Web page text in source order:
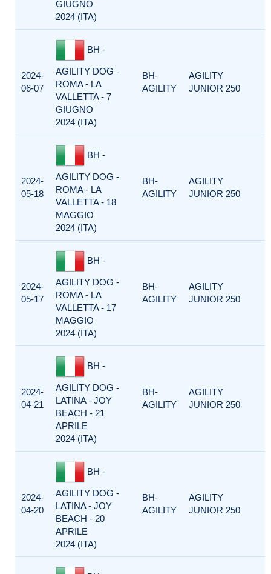
GIUGNO
2024 (ITA)
2024-
06-07
BH -
AGILITY DOG -
ROMA - LA
VALLETTA - 7
GIUGNO
2024 (ITA)
BH-
AGILITY
AGILITY
JUNIOR 250
2024-
05-18
BH -
AGILITY DOG -
ROMA - LA
VALLETTA - 18
MAGGIO
2024 (ITA)
BH-
AGILITY
AGILITY
JUNIOR 250
2024-
05-17
BH -
AGILITY DOG -
ROMA - LA
VALLETTA - 17
MAGGIO
2024 (ITA)
BH-
AGILITY
AGILITY
JUNIOR 250
2024-
04-21
BH -
AGILITY DOG -
LATINA - JOY
BEACH - 21
APRILE
2024 (ITA)
BH-
AGILITY
AGILITY
JUNIOR 250
2024-
04-20
BH -
AGILITY DOG -
LATINA - JOY
BEACH - 20
APRILE
2024 (ITA)
BH-
AGILITY
AGILITY
JUNIOR 250